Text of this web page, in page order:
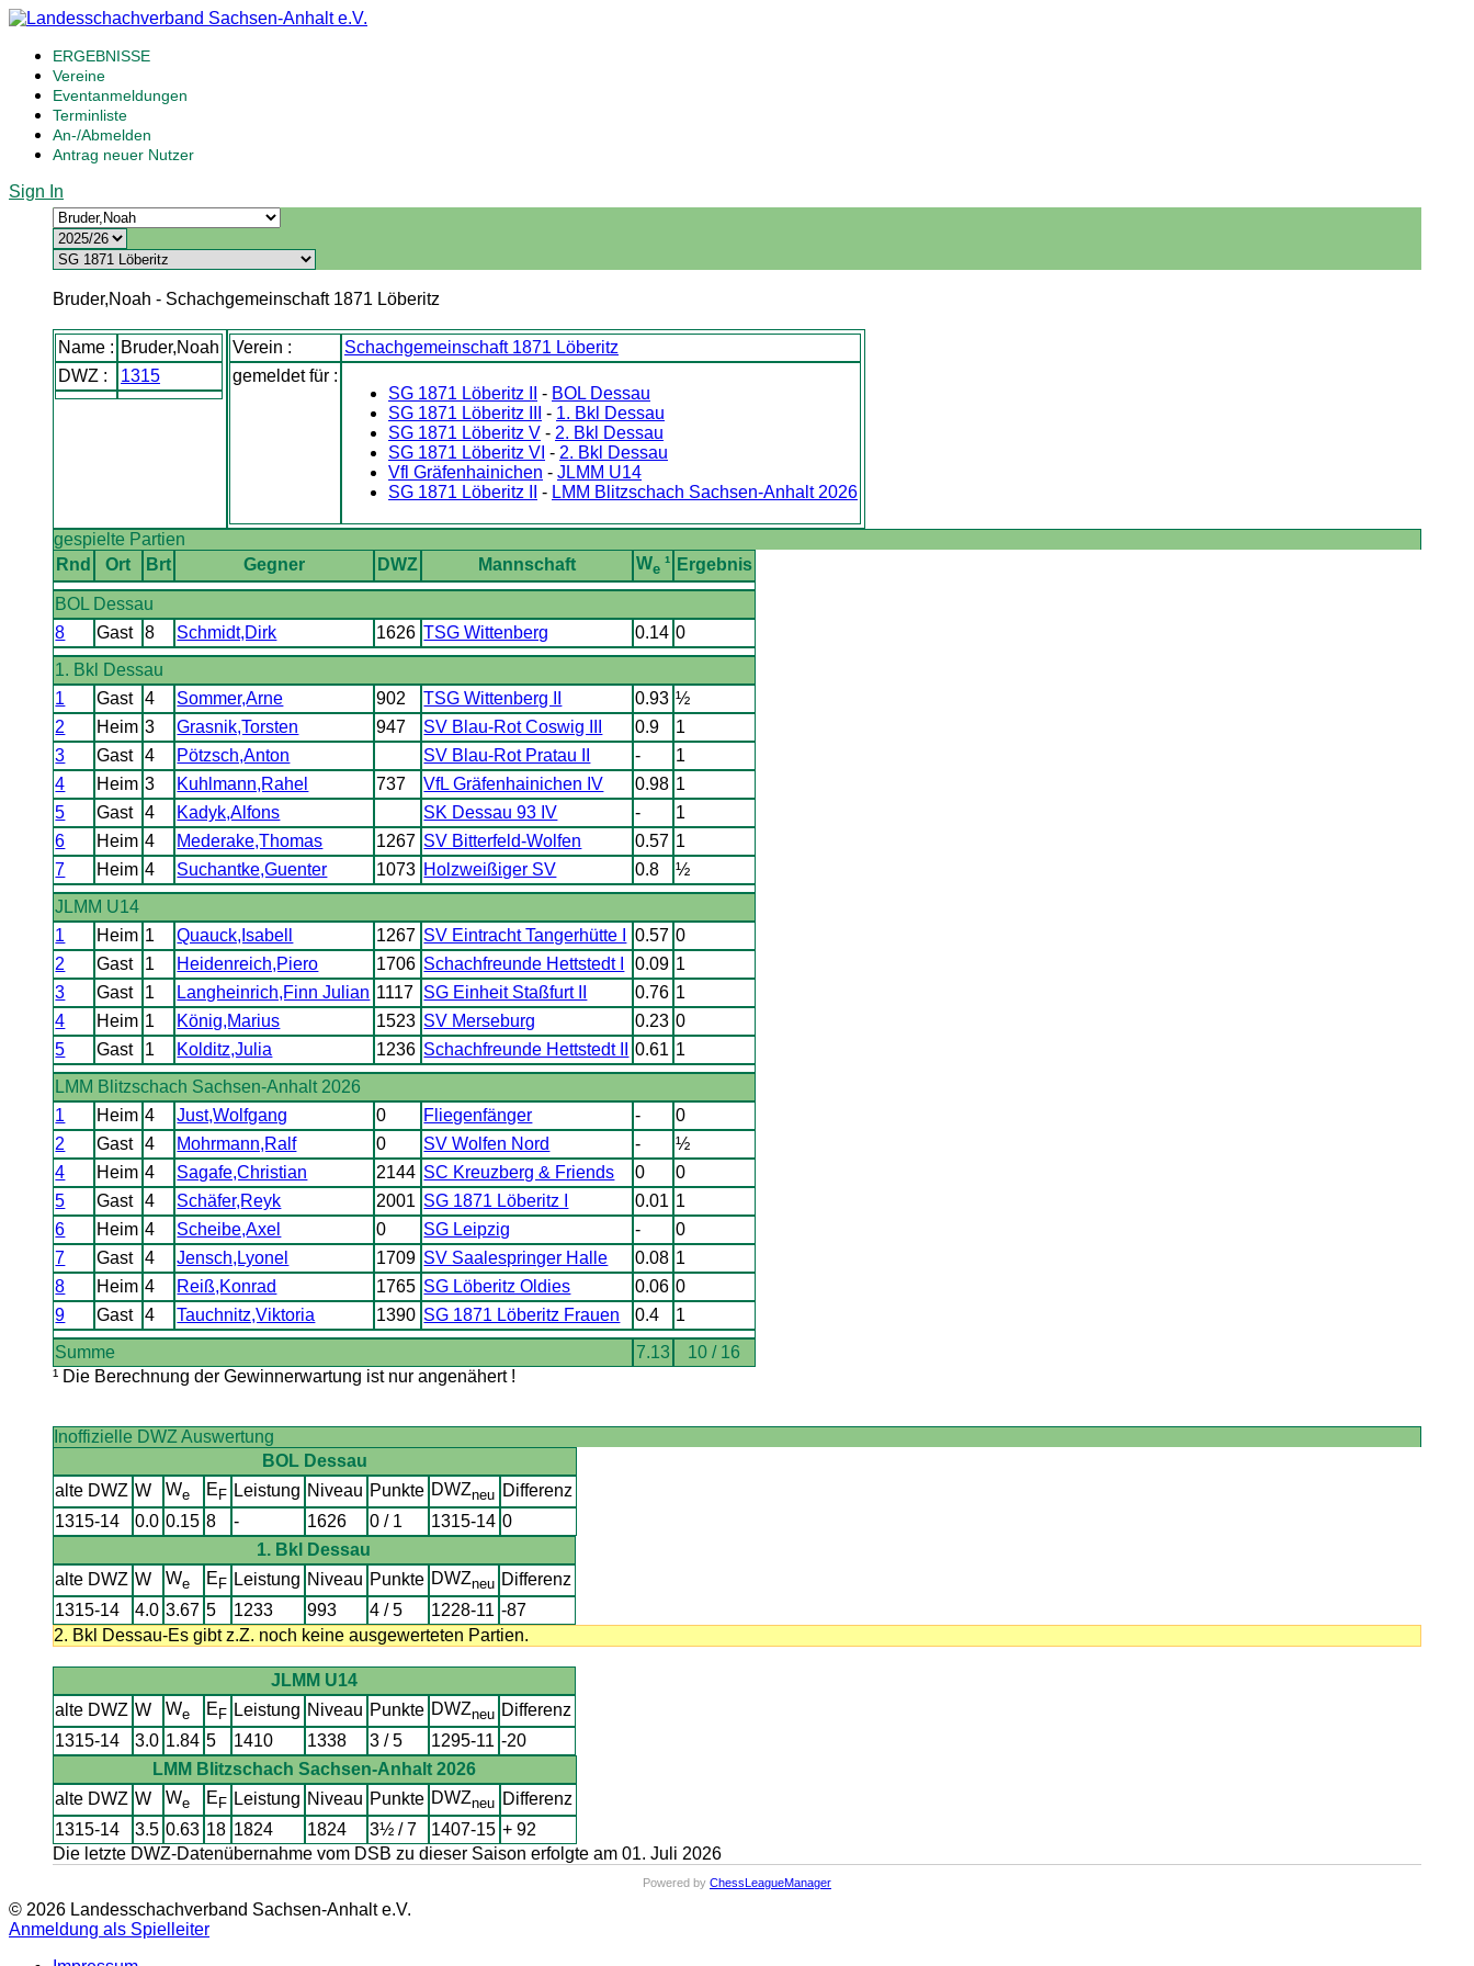
ERGEBNISSE
Vereine
Eventanmeldungen
Terminliste
An-/Abmelden
Antrag neuer Nutzer
Sign In
Bruder,Noah - Schachgemeinschaft 1871 Löberitz
Name : Bruder,Noah
DWZ :
1315
Verein :
Schachgemeinschaft 1871 Löberitz
gemeldet für :
SG 1871 Löberitz II
- BOL Dessau
SG 1871 Löberitz III
- 1. Bkl Dessau
SG 1871 Löberitz V - 2. Bkl Dessau
SG 1871 Löberitz VI - 2. Bkl Dessau
Vfl Gräfenhainichen -JLMM U14
SG 1871 Löberitz II
- LMM Blitzschach Sachsen-Anhalt 2026
gespielte Partien
Rnd
Ort Brt Gegner DWZ Mannschaft We¹ Ergebnis
BOL Dessau
8
Gast 8 Schmidt,Dirk 1626 TSG Wittenberg 0.14 0
1. Bkl Dessau
1
Gast 4 Sommer,Arne 902 TSG Wittenberg II 0.93 ½
2
Heim 3 Grasnik,Torsten 947 SV Blau-Rot Coswig III 0.9
1
3
Gast 4 Pötzsch,Anton SV Blau-Rot Pratau II -
1
4
Heim 3 Kuhlmann,Rahel 737 VfL Gräfenhainichen IV 0.98 1
5
Gast 4 Kadyk,Alfons SK Dessau 93 IV -
1
6
Heim 4 Mederake,Thomas 1267 SV Bitterfeld-Wolfen 0.57 1
7
Heim 4 Suchantke,Guenter 1073 Holzweißiger SV 0.8
½
JLMM U14
1
Heim 1 Quauck,Isabell 1267 SV Eintracht Tangerhütte I 0.57 0
2
Gast 1 Heidenreich,Piero 1706 Schachfreunde Hettstedt I 0.09 1
3
Gast 1 Langheinrich,Finn Julian 1117 SG Einheit Staßfurt II 0.76 1
4
Heim 1 König,Marius 1523 SV Merseburg 0.23 0
5
Gast 1 Kolditz,Julia 1236 Schachfreunde Hettstedt II 0.61 1
LMM Blitzschach Sachsen-Anhalt 2026
1
Heim 4 Just,Wolfgang 0 Fliegenfänger -
0
2
Gast 4 Mohrmann,Ralf 0 SV Wolfen Nord -
½
4
Heim 4 Sagafe,Christian 2144 SC Kreuzberg & Friends 0
0
5
Gast 4 Schäfer,Reyk 2001 SG 1871 Löberitz I 0.01 1
6
Heim 4 Scheibe,Axel 0 SG Leipzig -
0
7
Gast 4 Jensch,Lyonel 1709 SV Saalespringer Halle 0.08 1
8
Heim 4 Reiß,Konrad 1765 SG Löberitz Oldies 0.06 0
9
Gast 4 Tauchnitz,Viktoria 1390 SG 1871 Löberitz Frauen 0.4
1
Summe
7.13
10 / 16
¹ Die Berechnung der Gewinnerwartung ist nur angenähert !
Inoffizielle DWZ Auswertung
BOL Dessau
alte DWZ W We E F Leistung Niveau Punkte DWZneu Differenz
1315-14
0.0 0.15 8 - 1626 0 / 1 1315-14 0
1. Bkl Dessau
alte DWZ W We E F Leistung Niveau Punkte DWZneu Differenz
1315-14
4.0 3.67 5 1233 993 4 / 5 1228-11 -87
2. Bkl Dessau-Es gibt z.Z. noch keine ausgewerteten Partien.
JLMM U14
alte DWZ W We E F Leistung Niveau Punkte DWZneu Differenz
1315-14
3.0 1.84 5 1410 1338 3 / 5 1295-11 -20
LMM Blitzschach Sachsen-Anhalt 2026
alte DWZ W We E F Leistung Niveau Punkte DWZneu Differenz
1315-14
3.5 0.63 18 1824 1824 3½ / 7 1407-15 + 92
Die letzte DWZ-Datenübernahme vom DSB zu dieser Saison erfolgte am 01. Juli 2026
Powered by ChessLeagueManager
© 2026 Landesschachverband Sachsen-Anhalt e.V.
Anmeldung als Spielleiter